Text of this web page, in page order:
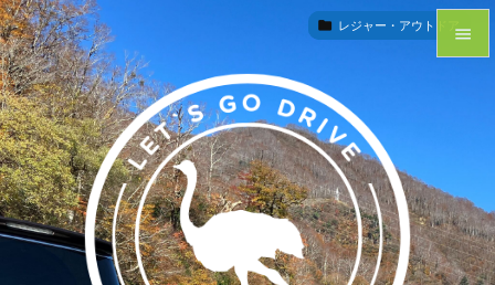


前へ

次へ
 レジャー・アウトドア
 レジャー・アウトドア